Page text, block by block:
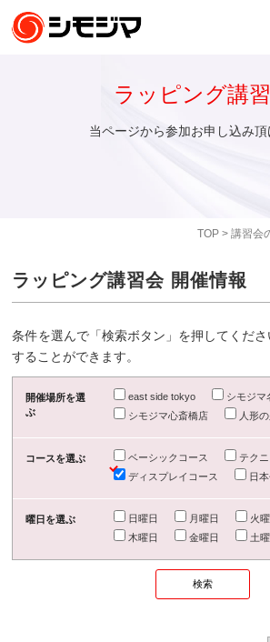
TOP> 講習会
ラッピング講
当ページから参加お申し込み頂
ラッピング講習会 開催情報
条件を選んで「検索ボタン」を押してくだ
することができます。
開催場所を選
ぶ
east side tokyo
シモジマ
シモジマ心斎橋店
人形
コースを選ぶ ベーシックコース
テク
ディスプレイコース
日
曜日を選ぶ 日曜日 月曜日 火
木曜日
金曜日 土